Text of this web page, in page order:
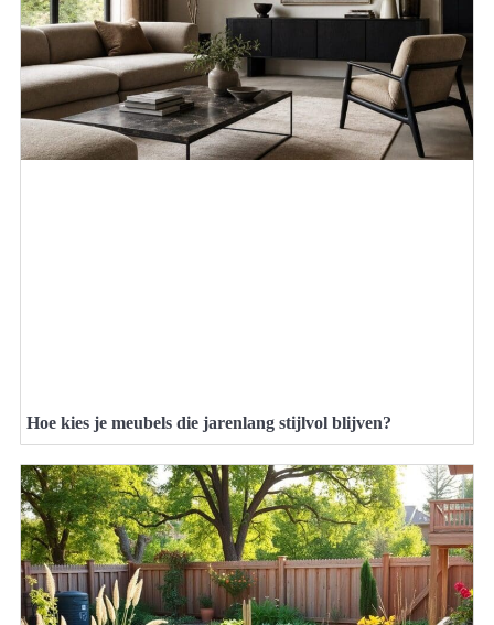
Hoe kies je meubels die jarenlang stijlvol blijven?